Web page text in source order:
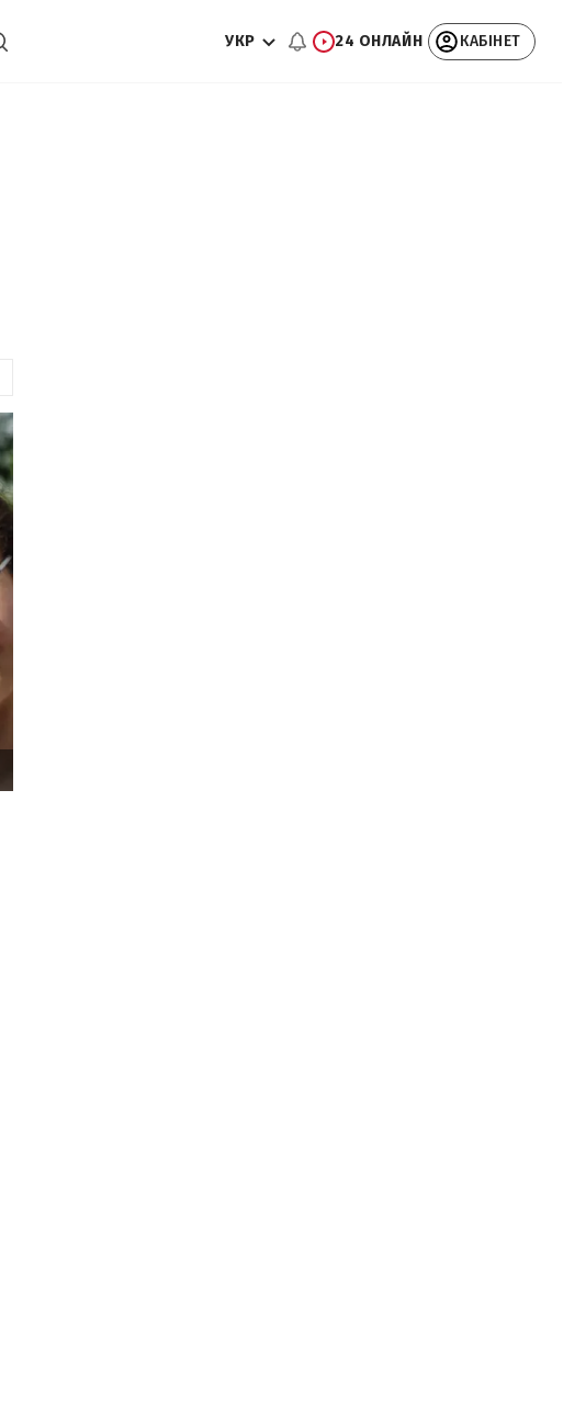
УКР 24 ОНЛАЙН КАБІНЕТ